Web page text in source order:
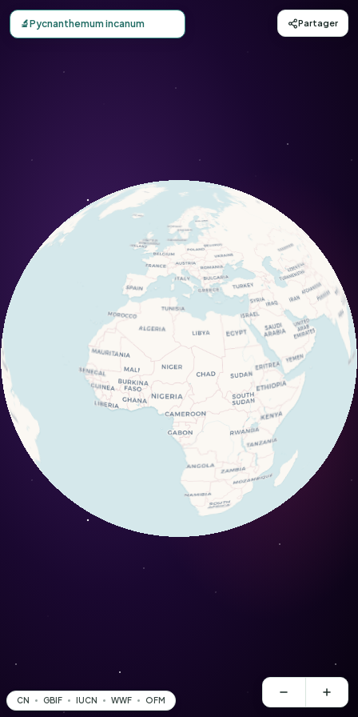
Carte d'observation du Pycnanthemum incanum
🔬Pycnanthemum incanum Partager
CN GBIF IUCN WWF OFM